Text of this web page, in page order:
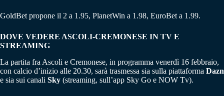
GoldBet propone il 2 a 1.95, PlanetWin a 1.98, EuroBet a 1.99.
DOVE VEDERE ASCOLI-CREMONESE IN TV E
STREAMING
La partita fra Ascoli e Cremonese, in programma venerdì 16 febbraio,
con calcio d’inizio alle 20.30, sarà trasmessa sia sulla piattaforma Dazn
e sia sui canali Sky (streaming, sull’app Sky Go e NOW Tv).